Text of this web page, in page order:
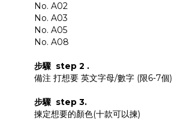
No. A02
No. A03
No. A05
No. A08
步驟 step 2 .
備注 打想要 英文字母/數字 (限6-7個)
步驟 step 3.
揀定想要的顏色(十款可以揀)